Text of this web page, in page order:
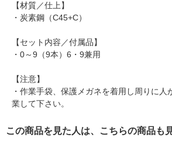
【材質／仕上】
・炭素鋼（C45+C）
【セット内容／付属品】
・0～9（9本）6・9兼用
【注意】
・作業手袋、保護メガネを着用し周りに人
業して下さい。
この商品を見た人は、こちらの商品も